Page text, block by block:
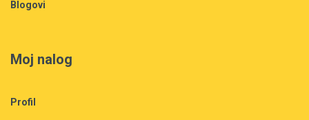
Blogovi
Moj nalog
Profil